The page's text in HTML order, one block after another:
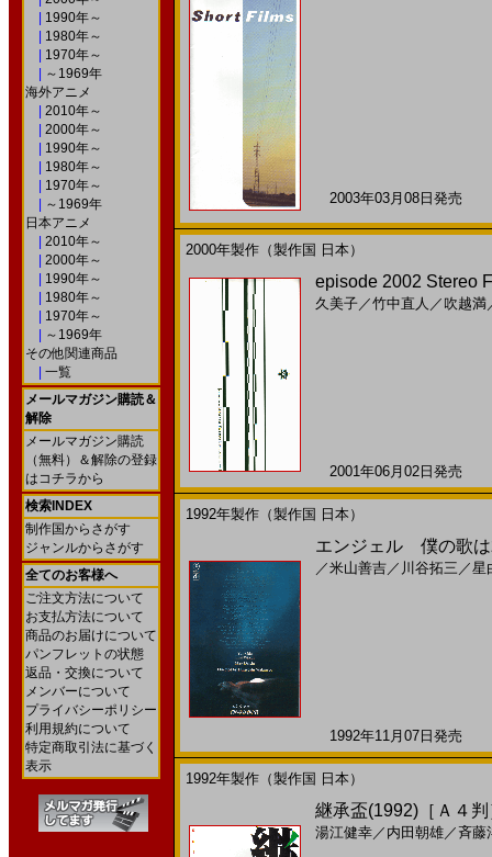
1990年～
1980年～
1970年～
～1969年
海外アニメ
2010年～
2000年～
1990年～
1980年～
1970年～
～1969年
日本アニメ
2010年～
2000年～
1990年～
1980年～
1970年～
～1969年
その他関連商品
一覧
メールマガジン購読＆
解除
メールマガジン購読
（無料）＆解除の登録
はコチラから
検索INDEX
制作国からさがす
ジャンルからさがす
全てのお客様へ
ご注文方法について
お支払方法について
商品のお届けについて
パンフレットの状態
返品・交換について
メンバーについて
プライバシーポリシー
利用規約について
特定商取引法に基づく
表示
2003年03月08日発売
2000年製作（製作国 日本）
episode 2002 Stereo
久美子／竹中直人 ／ 吹越満
2001年06月02日発売
1992年製作（製作国 日本）
エンジェル 僕の歌は
／米山善吉／ 川谷拓三 ／星
1992年11月07日発売
1992年製作（製作国 日本）
継承盃(1992)［Ａ４判
湯江健幸／ 内田朝雄／斉藤